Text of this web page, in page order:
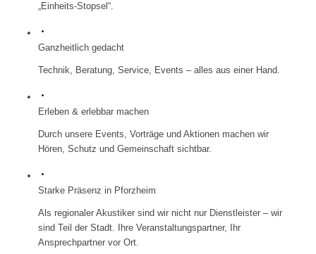
„Einheits‑Stopsel“.
Ganzheitlich gedacht
Technik, Beratung, Service, Events – alles aus einer Hand.
Erleben & erlebbar machen
Durch unsere Events, Vorträge und Aktionen machen wir
Hören, Schutz und Gemeinschaft sichtbar.
Starke Präsenz in Pforzheim
Als regionaler Akustiker sind wir nicht nur Dienstleister – wir
sind Teil der Stadt. Ihre Veranstaltungspartner, Ihr
Ansprechpartner vor Ort.